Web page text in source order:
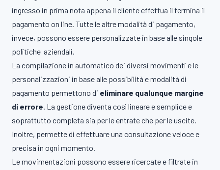
ingresso in prima nota appena il cliente effettua il termina il
pagamento on line. Tutte le altre modalità di pagamento,
invece, possono essere personalizzate in base alle singole
politiche aziendali.
La compilazione in automatico dei diversi movimenti e le
personalizzazioni in base alle possibilità e modalità di
pagamento permettono di eliminare qualunque margine
di errore. La gestione diventa così lineare e semplice e
soprattutto completa sia per le entrate che per le uscite.
Inoltre, permette di effettuare una consultazione veloce e
precisa in ogni momento.
Le movimentazioni possono essere ricercate e filtrate in